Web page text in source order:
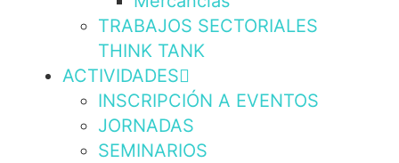
TRABAJOS SECTORIALES
THINK TANK
ACTIVIDADES
INSCRIPCIÓN A EVENTOS
JORNADAS
SEMINARIOS